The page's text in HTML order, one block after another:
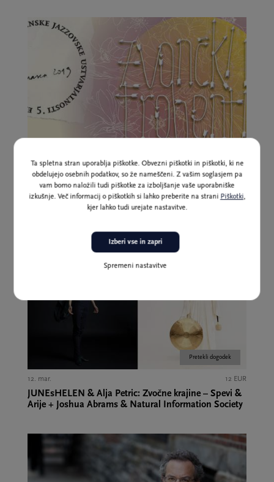
5. mar. 12 EUR
Zvončki in trobentice
Pretekli dogodek
12. mar. 12 EUR
JUNEsHELEN & Alja Petric: Zvočne krajine – Spevi &
Arije + Joshua Abrams & Natural Information Society
Ta spletna stran uporablja piškotke. Obvezni piškotki in piškotki, ki ne
obdelujejo osebnih podatkov, so že nameščeni. Z vašim soglasjem pa
vam bomo naložili tudi piškotke za izboljšanje vaše uporabniške
izkušnje. Več informacij o piškotkih si lahko preberite na strani Piškotki,
kjer lahko tudi urejate nastavitve.
Spremeni nastavitve
Izberi vse in zapri